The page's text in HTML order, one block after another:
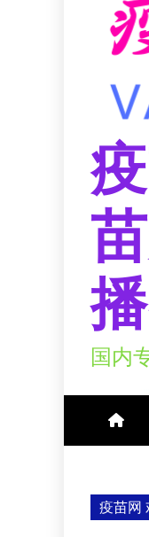
国内
疫苗网